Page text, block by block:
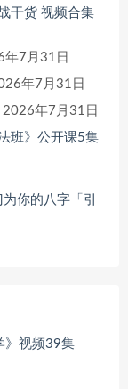
干货 视频合集
年7月31日
年7月31日
2026年7月31日
班》公开课5集
你的八字「引
》视频39集